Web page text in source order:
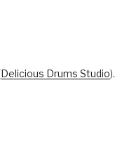
Delicious Drums Studio).